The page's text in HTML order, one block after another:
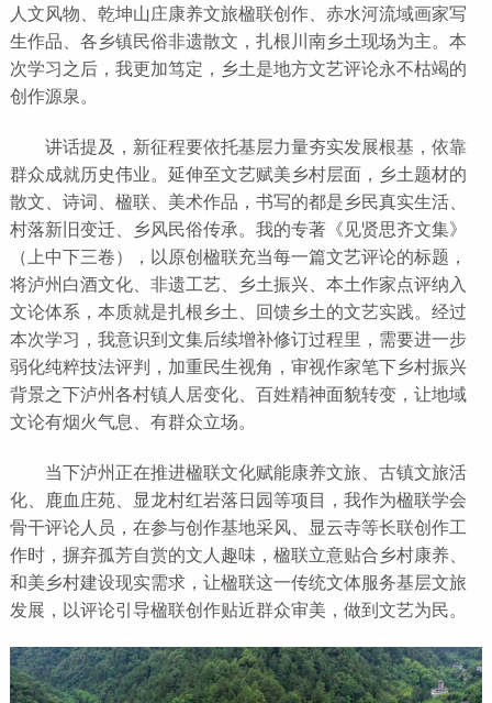
人文风物、乾坤山庄康养文旅楹联创作、赤水河流域画家写
生作品、各乡镇民俗非遗散文，扎根川南乡土现场为主。本
次学习之后，我更加笃定，乡土是地方文艺评论永不枯竭的
创作源泉。
讲话提及，新征程要依托基层力量夯实发展根基，依靠
群众成就历史伟业。延伸至文艺赋美乡村层面，乡土题材的
散文、诗词、楹联、美术作品，书写的都是乡民真实生活、
村落新旧变迁、乡风民俗传承。我的专著《见贤思齐文集》
（上中下三卷），以原创楹联充当每一篇文艺评论的标题，
将泸州白酒文化、非遗工艺、乡土振兴、本土作家点评纳入
文论体系，本质就是扎根乡土、回馈乡土的文艺实践。经过
本次学习，我意识到文集后续增补修订过程里，需要进一步
弱化纯粹技法评判，加重民生视角，审视作家笔下乡村振兴
背景之下泸州各村镇人居变化、百姓精神面貌转变，让地域
文论有烟火气息、有群众立场。
当下泸州正在推进楹联文化赋能康养文旅、古镇文旅活
化、鹿血庄苑、显龙村红岩落日园等项目，我作为楹联学会
骨干评论人员，在参与创作基地采风、显云寺等长联创作工
作时，摒弃孤芳自赏的文人趣味，楹联立意贴合乡村康养、
和美乡村建设现实需求，让楹联这一传统文体服务基层文旅
发展，以评论引导楹联创作贴近群众审美，做到文艺为民。